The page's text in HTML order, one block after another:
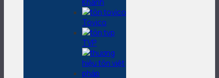
Khanh
Tovico
TVP